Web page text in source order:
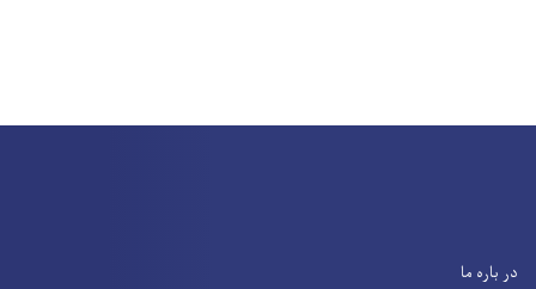
در باره ما